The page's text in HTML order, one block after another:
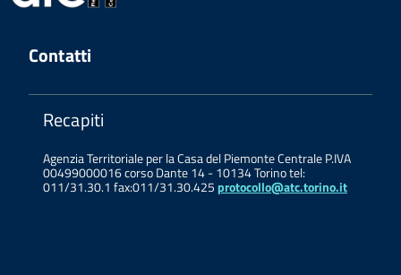
Contatti
Recapiti
Agenzia Territoriale per la Casa del Piemonte Centrale P.IVA
00499000016 corso Dante 14 - 10134 Torino tel:
011/31.30.1 fax:011/31.30.425 protocollo@atc.torino.it